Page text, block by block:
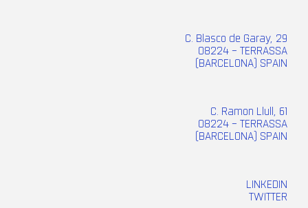
C. Blasco de Garay, 29
08224 – TERRASSA
(BARCELONA) SPAIN
C. Ramon Llull, 61
08224 – TERRASSA
(BARCELONA) SPAIN
LINKEDIN
TWITTER